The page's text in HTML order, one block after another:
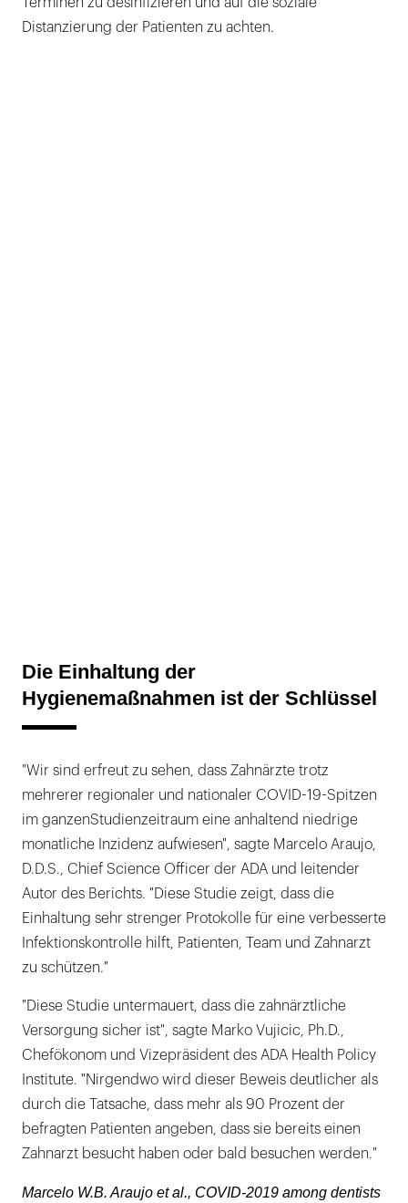
Distanzierung der Patienten zu achten.
Die Einhaltung der
Hygienemaßnahmen ist der Schlüssel
"Wir sind erfreut zu sehen, dass Zahnärzte trotz
mehrerer regionaler und nationaler COVID-19-Spitzen
im ganzenStudienzeitraum eine anhaltend niedrige
monatliche Inzidenz aufwiesen", sagte Marcelo Araujo,
D.D.S., Chief Science Officer der ADA und leitender
Autor des Berichts. "Diese Studie zeigt, dass die
Einhaltung sehr strenger Protokolle für eine verbesserte
Infektionskontrolle hilft, Patienten, Team und Zahnarzt
zu schützen."
"Diese Studie untermauert, dass die zahnärztliche
Versorgung sicher ist", sagte Marko Vujicic, Ph.D.,
Chefökonom und Vizepräsident des ADA Health Policy
Institute. "Nirgendwo wird dieser Beweis deutlicher als
durch die Tatsache, dass mehr als 90 Prozent der
befragten Patienten angeben, dass sie bereits einen
Zahnarzt besucht haben oder bald besuchen werden."
Marcelo W.B. Araujo et al., COVID-2019 among dentists